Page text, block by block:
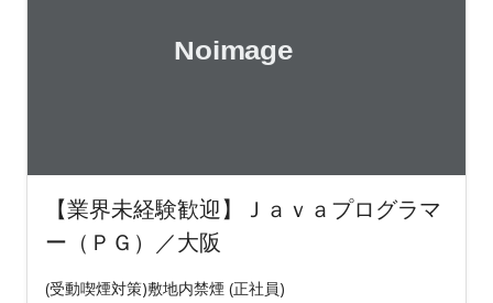
【業界未経験歓迎】Ｊａｖａプログラマ
ー（ＰＧ）／大阪
(受動喫煙対策)敷地内禁煙 (正社員)